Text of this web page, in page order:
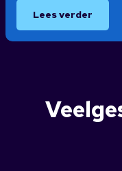
Lees verder